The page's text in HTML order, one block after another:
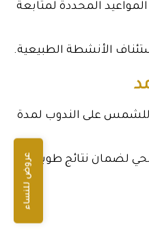
عروض للنساء
المحددة لمتابعة
الأنشطة الطبيعية.
للشمس على الندوب لمدة
لضمان نتائج طويلة